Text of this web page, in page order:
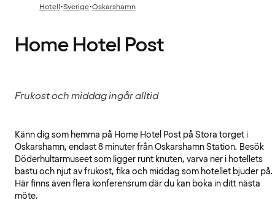
Hotell·Sverige·Oskarshamn
Home Hotel Post
Frukost och middag ingår alltid
Känn dig som hemma på Home Hotel Post på Stora torget i
Oskarshamn, endast 8 minuter från Oskarshamn Station. Besök
Döderhultarmuseet som ligger runt knuten, varva ner i hotellets
bastu och njut av frukost, fika och middag som hotellet bjuder på.
Här finns även flera konferensrum där du kan boka in ditt nästa
möte.